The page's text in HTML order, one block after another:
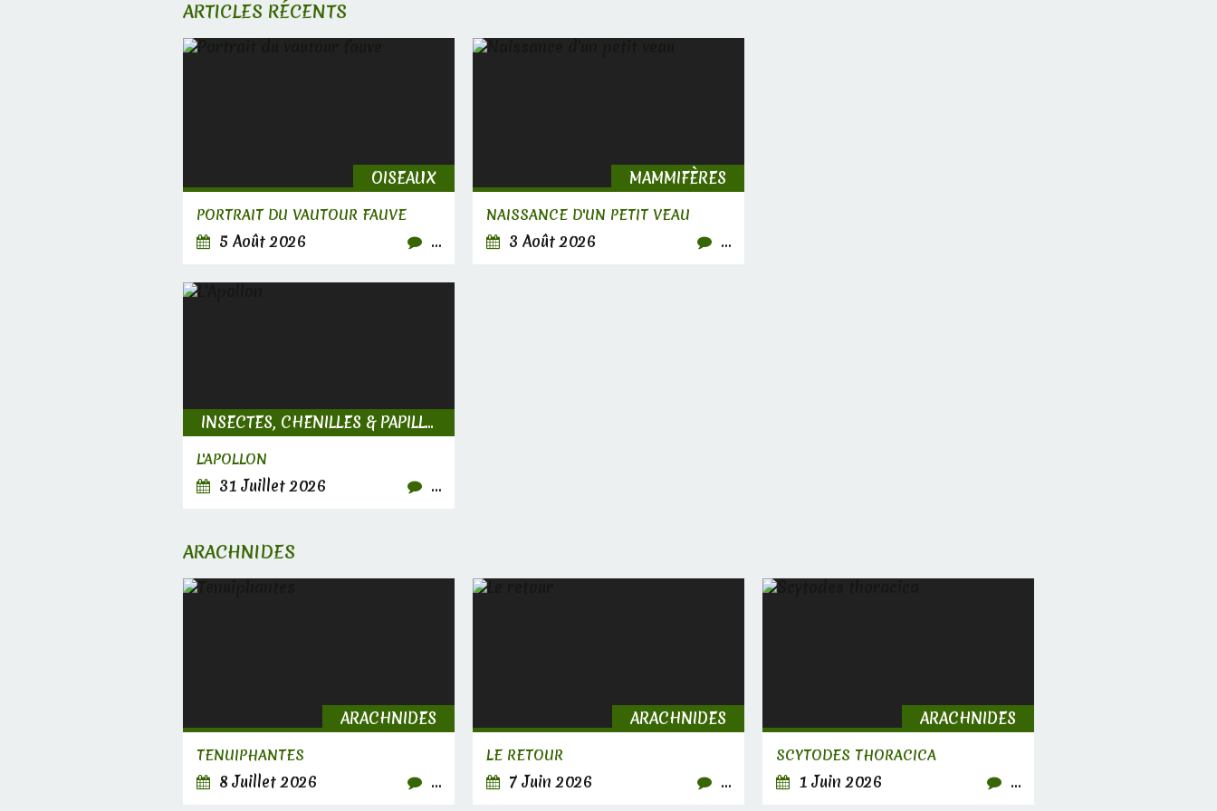
ARTICLES RÉCENTS
OISEAUX
PORTRAIT DU VAUTOUR FAUVE
5 Août 2026 …
MAMMIFÈRES
NAISSANCE D'UN PETIT VEAU
3 Août 2026 …
INSECTES, CHENILLES & PAPILLONS
L'APOLLON
31 Juillet 2026 …
ARACHNIDES
ARACHNIDES
TENUIPHANTES
8 Juillet 2026 …
ARACHNIDES
LE RETOUR
7 Juin 2026 …
ARACHNIDES
SCYTODES THORACICA
1 Juin 2026 …